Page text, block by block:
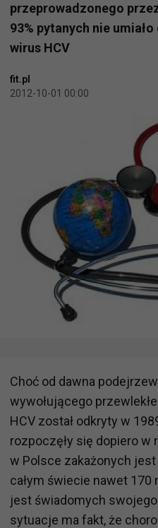
przeprowadzonego
93% pytanych nie
wirus HCV
fit.pl
2012-10-01 00:00
Choć od dawna
wywołującego
HCV został odkryty w
rozpoczęły się dopiero w
w Polsce zakażonych jest
całym świecie nawet 170
jest świadomych swojego
sytuacje ma fakt, że